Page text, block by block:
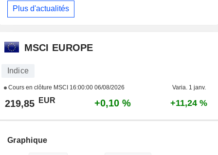
Plus d'actualités
MSCI EUROPE
Indice
Cours en clôture MSCI 16:00:00 06/08/2026 Varia. 1 janv.
219,85 EUR +0,10 % +11,24 %
Graphique